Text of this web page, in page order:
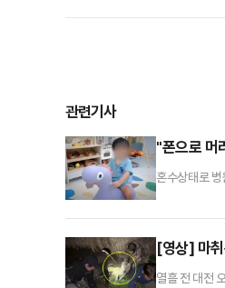
관련기사
"폰으로 머
혼수상태로
에게 "폰으로
[영상] 마
열흘 전 대전